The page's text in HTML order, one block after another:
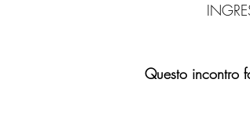
Questo incontro